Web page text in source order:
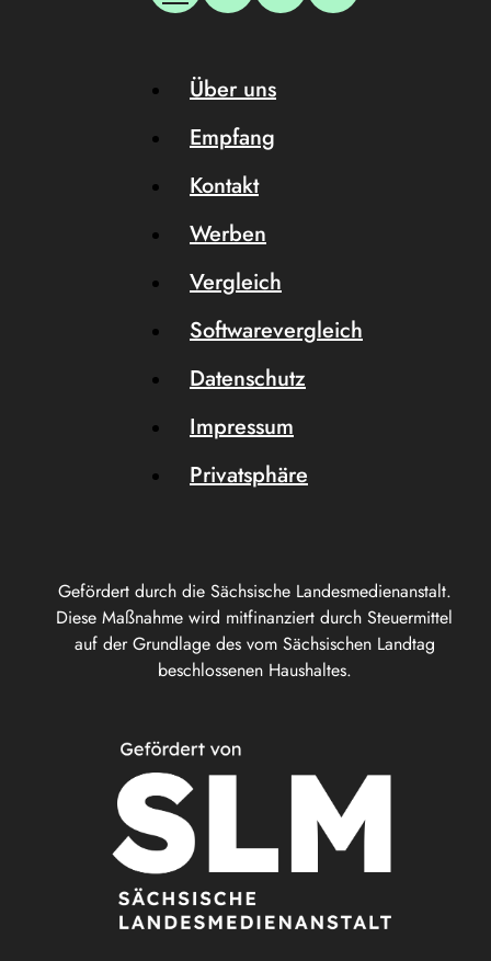
Gefördert durch die Sächsische Landesmedienanstalt.
Diese Maßnahme wird mitfinanziert durch Steuermittel
auf der Grundlage des vom Sächsischen Landtag
beschlossenen Haushaltes.
Über uns
Empfang
Kontakt
Werben
Vergleich
Softwarevergleich
Datenschutz
Impressum
Privatsphäre